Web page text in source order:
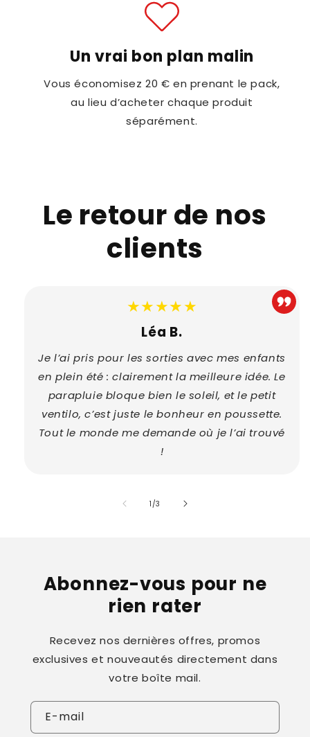
Un vrai bon plan malin
Vous économisez 20 € en prenant le pack,
au lieu d’acheter chaque produit
séparément.
Le retour de nos
clients
★★★★★
Léa B.
Je l’ai pris pour les sorties avec mes enfants
en plein été : clairement la meilleure idée. Le
parapluie bloque bien le soleil, et le petit
ventilo, c’est juste le bonheur en poussette.
Tout le monde me demande où je l’ai trouvé
!
1 /de
3
Abonnez-vous pour ne
rien rater
Recevez nos dernières offres, promos
exclusives et nouveautés directement dans
votre boîte mail.
E-mail